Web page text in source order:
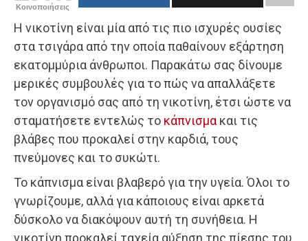
Κοινοποιήσεις
Η νικοτίνη είναι μία από τις πιο ισχυρές ουσίες
στα τσιγάρα από την οποία παθαίνουν εξάρτηση
εκατομμύρια άνθρωποι. Παρακάτω σας δίνουμε
μερικές συμβουλές για το πώς να απαλλάξετε
τον οργανισμό σας από τη νικοτίνη, έτσι ώστε να
σταματήσετε εντελώς το κάπνισμακαι τις
βλάβες που προκαλεί στην καρδιά, τους
πνεύμονες και το συκώτι.
Το κάπνισμα είναι βλαβερό για την υγεία. Όλοι το
γνωρίζουμε, αλλά για κάποιους είναι αρκετά
δύσκολο να διακόψουν αυτή τη συνήθεια. Η
νικοτίνη προκαλεί ταχεία αύξηση της πίεσης του